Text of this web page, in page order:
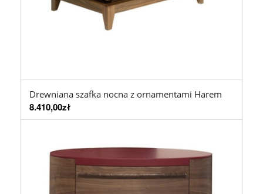
Drewniana szafka nocna z ornamentami Harem
8.410,00zł